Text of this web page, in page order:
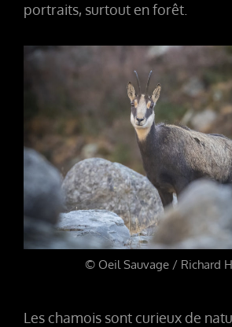
portraits, surtout en forêt.
© Oeil Sauvage / Richard
Les chamois sont curieux de